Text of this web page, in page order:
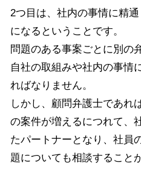
2つ目は、社内の事情に精
になるということです。
問題のある事案ごとに別の
自社の取組みや社内の事情
ればなりません。
しかし、顧問弁護士であれ
の案件が増えるにつれて、
たパートナーとなり、社員
題についても相談すること